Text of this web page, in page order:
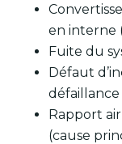
en interne
Fuite du
Défaut
Rapport
(cause